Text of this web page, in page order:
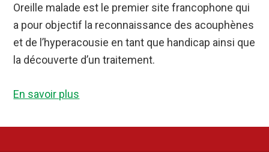
Oreille malade est le premier site francophone qui
a pour objectif la reconnaissance des acouphènes
et de l’hyperacousie en tant que handicap ainsi que
la découverte d’un traitement.
En savoir plus